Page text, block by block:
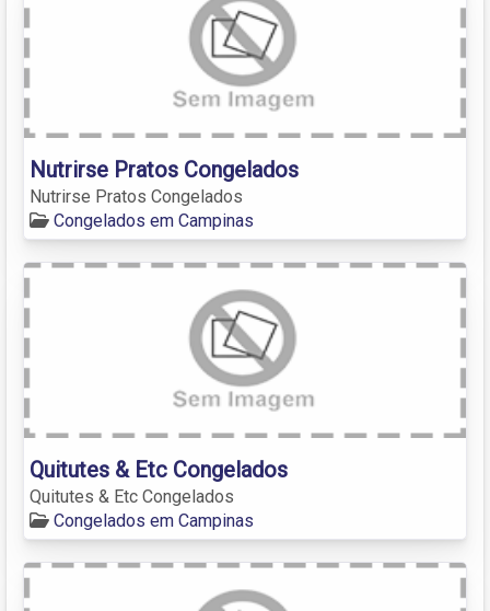
Nutrirse Pratos Congelados
Nutrirse Pratos Congelados
Congelados em Campinas
Quitutes & Etc Congelados
Quitutes & Etc Congelados
Congelados em Campinas